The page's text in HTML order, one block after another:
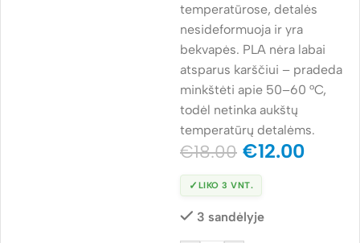
temperatūrose, detalės
nesideformuoja ir yra
bekvapės. PLA nėra labai
atsparus karščiui – pradeda
minkštėti apie 50–60 °C,
todėl netinka aukštų
temperatūrų detalėms.
€18.00 €12.00
✓ LIKO 3 VNT.
3 sandėlyje